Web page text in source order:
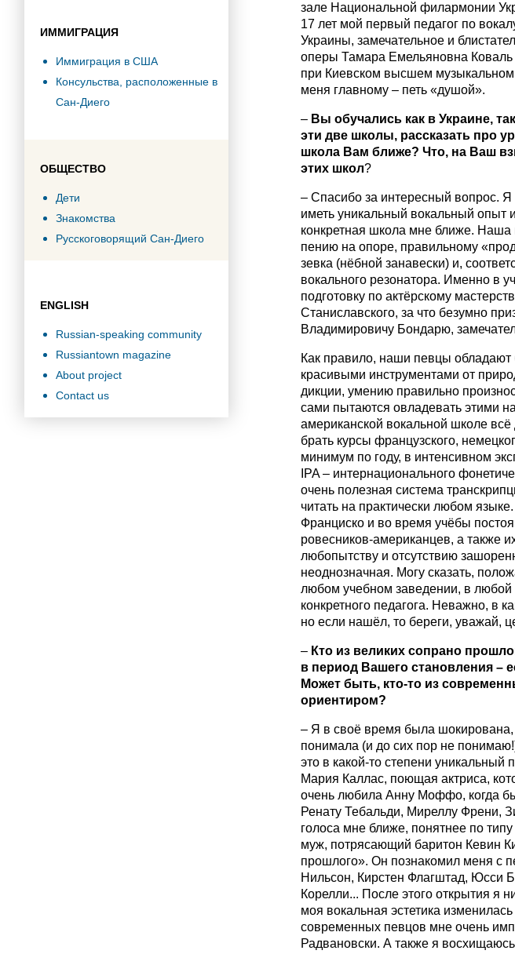
ИММИГРАЦИЯ
Иммиграция в США
Консульства, расположенные в
Сан-Диего
ОБЩЕСТВО
Дети
Знакомства
Русскоговорящий Сан-Диего
ENGLISH
Russian-speaking community
Russiantown magazine
About project
Contact us
зале Национальной филармонии
17 лет мой первый педагог по
Украины, замечательное и
оперы Тамара Емельяновна
при Киевском высшем
меня главному – петь «душой».
– Вы обучались как в Украине,
эти две школы, рассказать про
школа Вам ближе? Что, на Ваш
этих школ?
– Спасибо за интересный вопрос. Я
иметь уникальный вокальный опыт
конкретная школа мне ближе. Наша
пению на опоре, правильному
зевка (нёбной занавески) и,
вокального резонатора. Именно в
подготовку по актёрскому
Станиславского, за что безумно
Владимировичу Бондарю,
Как правило, наши певцы
красивыми инструментами от
дикции, умению правильно
сами пытаются овладевать этими
американской вокальной школе
брать курсы французского,
минимум по году, в интенсивном
IPA – интернационального
очень полезная система
читать на практически любом
Франциско и во время учёбы
ровесников-американцев, а также
любопытству и отсутствию
неоднозначная. Могу сказать,
любом учебном заведении, в любой
конкретного педагога. Неважно, в
но если нашёл, то береги, уважай,
– Кто из великих сопрано
в период Вашего становления –
Может быть, кто-то из
ориентиром?
– Я в своё время была
понимала (и до сих пор не
это в какой-то степени уникальный
Мария Каллас, поющая актриса,
очень любила Анну Моффо, когда
Ренату Тебальди, Миреллу Френи,
голоса мне ближе, понятнее по
муж, потрясающий баритон Кевин
прошлого». Он познакомил меня с
Нильсон, Кирстен Флагштад, Юсси
Корелли... После этого открытия я
моя вокальная эстетика
современных певцов мне очень
Радвановски. А также я